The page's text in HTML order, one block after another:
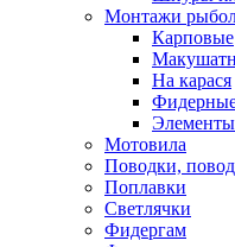
Монтажи
Карповые
На карася
Мотовила
Поводки,
Поплавки
Светлячки
Фидергам